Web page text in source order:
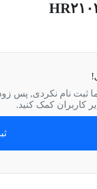
ثبت نام نکردی, پس
کاربران کمک کنید.